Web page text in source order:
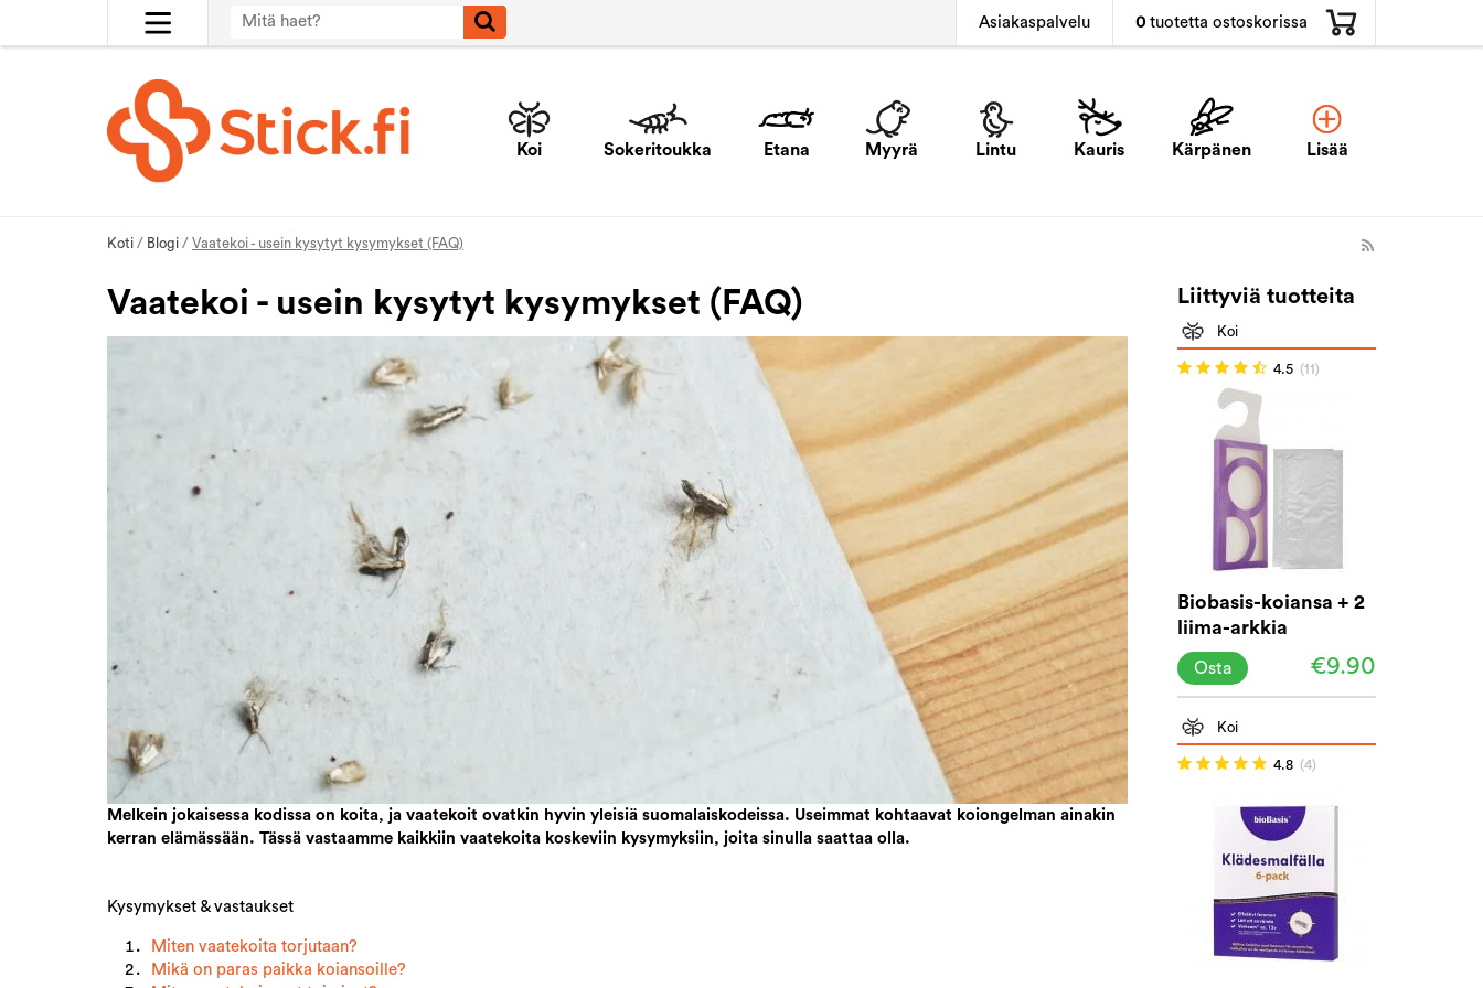
Asiakaspalvelu 0 tuotetta ostoskorissa
Koi Sokeritoukka Etana Myyrä Lintu Kauris Kärpänen Lisää
Koti / Blogi / Vaatekoi - usein kysytyt kysymykset (FAQ)
Liittyviä tuotteita
Koi
4.5 (11)
Biobasis-koiansa + 2
liima-arkkia
€9.90
Osta
Koi
4.8 (4)
Vaatekoi - usein kysytyt kysymykset (FAQ)
Melkein jokaisessa kodissa on koita, ja vaatekoit ovatkin hyvin yleisiä suomalaiskodeissa. Useimmat kohtaavat koiongelman ainakin
kerran elämässään. Tässä vastaamme kaikkiin vaatekoita koskeviin kysymyksiin, joita sinulla saattaa olla.
Kysymykset & vastaukset
Miten vaatekoita torjutaan?
Mikä on paras paikka koiansoille?